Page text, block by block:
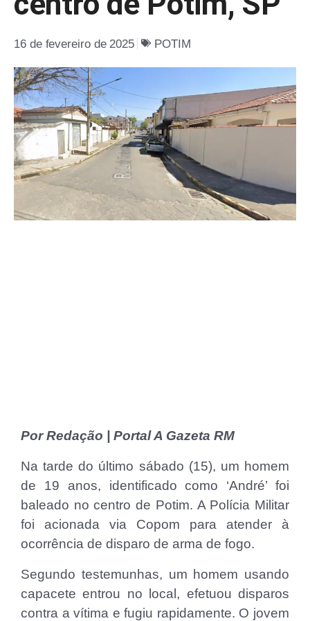
16 de fevereiro de 2025 POTIM
Por Redação | Portal A Gazeta RM
Na tarde do último sábado (15), um homem
de 19 anos, identificado como ‘André’ foi
baleado no centro de Potim. A Polícia Militar
foi acionada via Copom para atender à
ocorrência de disparo de arma de fogo.
Segundo testemunhas, um homem usando
capacete entrou no local, efetuou disparos
contra a vítima e fugiu rapidamente. O jovem